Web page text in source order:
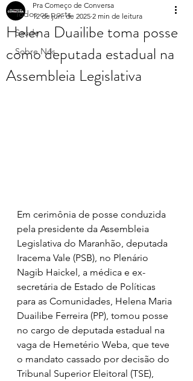
Todos os posts
Saúde
Sobre Nós
Helena Duailibe toma posse
como deputada estadual na
Assembleia Legislativa
Pra Começo de Conversa
12 de jun. de 2025 2 min de leitura
Em cerimônia de posse conduzida
pela presidente da Assembleia
Legislativa do Maranhão, deputada
Iracema Vale (PSB), no Plenário
Nagib Haickel, a médica e ex-
secretária de Estado de Políticas
para as Comunidades, Helena Maria
Duailibe Ferreira (PP), tomou posse
no cargo de deputada estadual na
vaga de Hemetério Weba, que teve
o mandato cassado por decisão do
Tribunal Superior Eleitoral (TSE),